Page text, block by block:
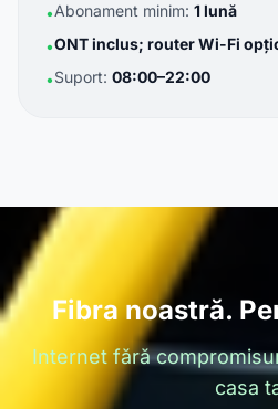
•Abonament minim: 1 lună
•ONT inclus; router Wi-Fi
•Suport: 08:00–22:00
Fibra noastră.
Internet fără
casa